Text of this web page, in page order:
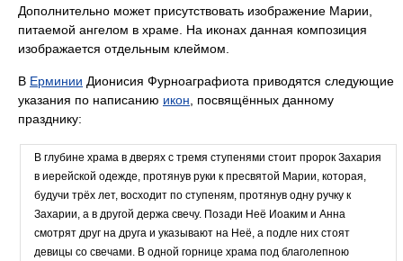
Дополнительно может присутствовать изображение Марии,
питаемой ангелом в храме. На иконах данная композиция
изображается отдельным клеймом.
В Ерминии Дионисия Фурноаграфиота приводятся следующие
указания по написанию икон , посвящённых данному
празднику:
В глубине храма в дверях с тремя ступенями стоит пророк Захария
в иерейской одежде, протянув руки к пресвятой Марии, которая,
будучи трёх лет, восходит по ступеням, протянув одну ручку к
Захарии, а в другой держа свечу. Позади Неё Иоаким и Анна
смотрят друг на друга и указывают на Неё, а подле них стоят
девицы со свечами. В одной горнице храма под благолепною